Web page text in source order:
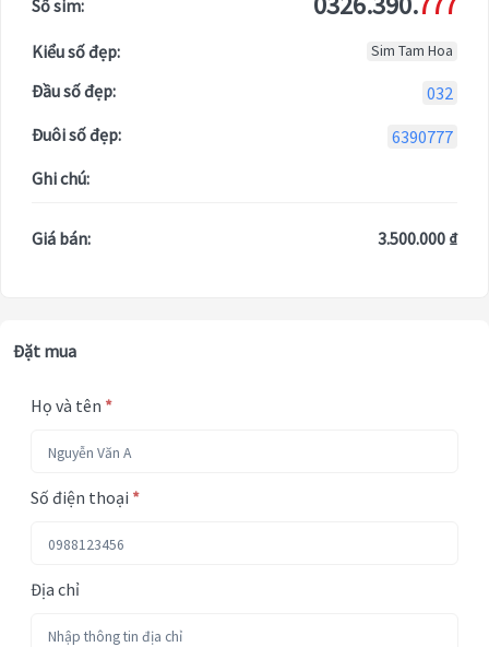
Số sim:
Kiểu số đẹp: Sim Tam Hoa
Đầu số đẹp:
032
Đuôi số đẹp:
6390777
Ghi chú:
Giá bán: 3.500.000 ₫
Đặt mua
Họ và tên *
Số điện thoại *
Địa chỉ